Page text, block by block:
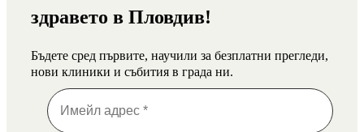
здравето в Пловдив!
Бъдете сред първите, научили за безплатни прегледи,
нови клиники и събития в града ни.